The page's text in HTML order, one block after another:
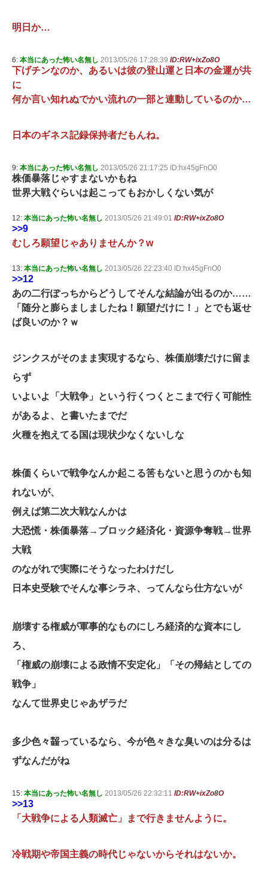
明日か…
6: 本当にあった怖い名無し 2013/05/26 17:28:39 ID:RW+ixZo8O
下げチンなのか、あるいは彼の登山運と日本の金運が共
に
何か言い知れぬでかい流れの一部と連動しているのか…
日本のギネス記録保持者だもんね。
9: 本当にあった怖い名無し 2013/05/26 21:17:25 ID:hx45gFnO0
株価暴落じゃすまないかもね
世界大戦ぐらいは起こってもおかしくない気が
12: 本当にあった怖い名無し 2013/05/26 21:49:01 ID:RW+ixZo8O
>>9
むしろ願望じゃありませんか？w
13: 本当にあった怖い名無し 2013/05/26 22:23:40 ID:hx45gFnO0
>>12
あの二行ぽっちからどうしてそんな結論が出るのか……
「随分と膨らましましたね！願望だけに！」とでも返せ
ば良いのか？ｗ
ジンクスがそのまま実現するなら、株価崩壊だけに留ま
らず
いよいよ「大戦争」という行くつくとこまで行く可能性
があるよ、と書いたまでだ
火種を抱えてる国は現状少なくないしな
株価くらいで戦争なんか起こる筈もないと思うのかも知
れないが、
例えば第二次大戦なんかは
大恐慌・株価暴落→ブロック経済化・資源争奪戦→世界
大戦
のながれで実際にそうなったわけだし
日本史受験でそんな事シラネ、ってんなら仕方ないが
崩壊する権威が軍事的なものにしろ経済的な資本にし
ろ、
「権威の崩壊による政情不安定化」「その帰結としての
戦争」
なんて世界史じゃあザラだ
多少色々齧っているなら、今が色々きな臭いのは分るは
ずなんだがね
15: 本当にあった怖い名無し 2013/05/26 22:32:11 ID:RW+ixZo8O
>>13
「大戦争による人類滅亡」まで行きませんように。
冷戦期や帝国主義の時代じゃないからそれはないか。